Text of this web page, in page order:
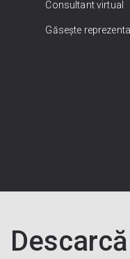
Consultant virtual
Găsește
Descarcă